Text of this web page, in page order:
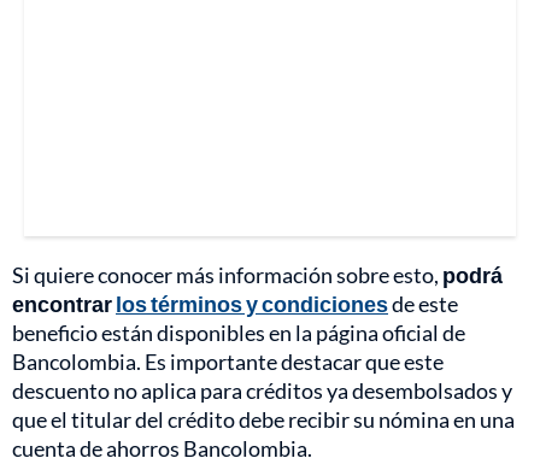
Si quiere conocer más información sobre esto, podrá
encontrarlos términos y condicionesde este
beneficio están disponibles en la página oficial de
Bancolombia. Es importante destacar que este
descuento no aplica para créditos ya desembolsados y
que el titular del crédito debe recibir su nómina en una
cuenta de ahorros Bancolombia.